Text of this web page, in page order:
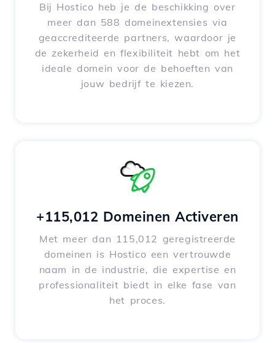
Bij Hostico heb je de beschikking over
meer dan 588 domeinextensies via
geaccrediteerde partners, waardoor je
de zekerheid en flexibiliteit hebt om het
ideale domein voor de behoeften van
jouw bedrijf te kiezen.
+115,012 Domeinen Activeren
Met meer dan 115,012 geregistreerde
domeinen is Hostico een vertrouwde
naam in de industrie, die expertise en
professionaliteit biedt in elke fase van
het proces.